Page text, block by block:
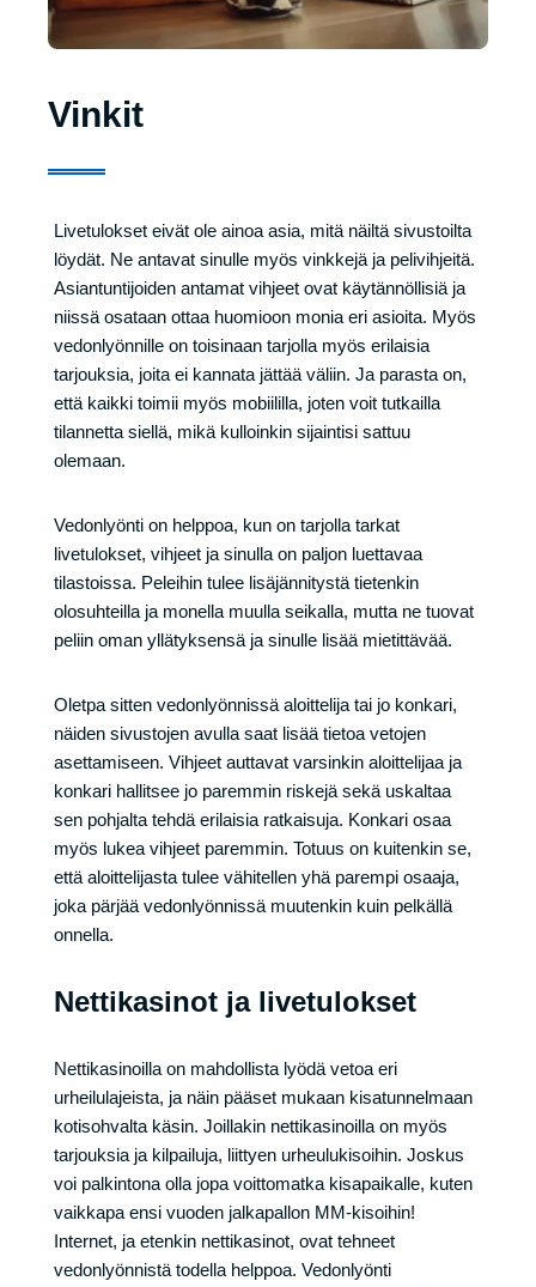
Vinkit
Livetulokset eivät ole ainoa asia, mitä näiltä sivustoilta
löydät. Ne antavat sinulle myös vinkkejä ja pelivihjeitä.
Asiantuntijoiden antamat vihjeet ovat käytännöllisiä ja
niissä osataan ottaa huomioon monia eri asioita. Myös
vedonlyönnille on toisinaan tarjolla myös erilaisia
tarjouksia, joita ei kannata jättää väliin. Ja parasta on,
että kaikki toimii myös mobiililla, joten voit tutkailla
tilannetta siellä, mikä kulloinkin sijaintisi sattuu
olemaan.
Vedonlyönti on helppoa, kun on tarjolla tarkat
livetulokset, vihjeet ja sinulla on paljon luettavaa
tilastoissa. Peleihin tulee lisäjännitystä tietenkin
olosuhteilla ja monella muulla seikalla, mutta ne tuovat
peliin oman yllätyksensä ja sinulle lisää mietittävää.
Oletpa sitten vedonlyönnissä aloittelija tai jo konkari,
näiden sivustojen avulla saat lisää tietoa vetojen
asettamiseen. Vihjeet auttavat varsinkin aloittelijaa ja
konkari hallitsee jo paremmin riskejä sekä uskaltaa
sen pohjalta tehdä erilaisia ratkaisuja. Konkari osaa
myös lukea vihjeet paremmin. Totuus on kuitenkin se,
että aloittelijasta tulee vähitellen yhä parempi osaaja,
joka pärjää vedonlyönnissä muutenkin kuin pelkällä
onnella.
Nettikasinot ja livetulokset
Nettikasinoilla on mahdollista lyödä vetoa eri
urheilulajeista, ja näin pääset mukaan kisatunnelmaan
kotisohvalta käsin. Joillakin nettikasinoilla on myös
tarjouksia ja kilpailuja, liittyen urheulukisoihin. Joskus
voi palkintona olla jopa voittomatka kisapaikalle, kuten
vaikkapa ensi vuoden jalkapallon MM-kisoihin!
Internet, ja etenkin nettikasinot, ovat tehneet
vedonlyönnistä todella helppoa. Vedonlyönti